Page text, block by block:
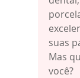
suas
Mas
você?